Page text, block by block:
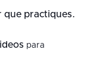
que practiques.
para